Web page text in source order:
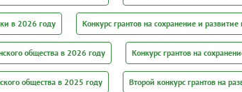
в 2026 году Конкурс грантов на сохранение и
общества в 2026 году Конкурс грантов на
общества в 2025 году Второй конкурс грантов на